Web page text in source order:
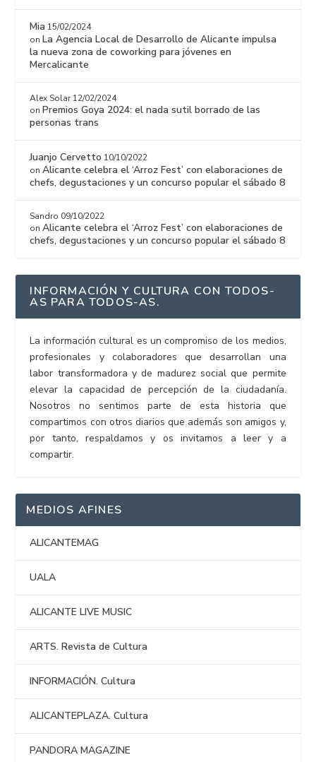
Mia 15/02/2024
onLa Agencia Local de Desarrollo de Alicante impulsa
la nueva zona de coworking para jóvenes en
Mercalicante
Alex Solar 12/02/2024
onPremios Goya 2024: el nada sutil borrado de las
personas trans
Juanjo Cervetto 10/10/2022
onAlicante celebra el ‘Arroz Fest’ con elaboraciones de
chefs, degustaciones y un concurso popular el sábado 8
Sandro 09/10/2022
onAlicante celebra el ‘Arroz Fest’ con elaboraciones de
chefs, degustaciones y un concurso popular el sábado 8
INFORMACIÓN Y CULTURA CON TODOS-
AS PARA TODOS-AS.
La información cultural es un compromiso de los medios,
profesionales y colaboradores que desarrollan una
labor transformadora y de madurez social que permite
elevar la capacidad de percepción de la ciudadanía.
Nosotros no sentimos parte de esta historia que
compartimos con otros diarios que además son amigos y,
por tanto, respaldamos y os invitamos a leer y a
compartir.
MEDIOS AFINES
ALICANTEMAG
UALA
ALICANTE LIVE MUSIC
ARTS. Revista de Cultura
INFORMACIÓN. Cultura
ALICANTEPLAZA. Cultura
PANDORA MAGAZINE